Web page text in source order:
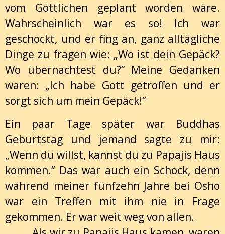
vom Göttlichen geplant worden wäre.
Wahrscheinlich war es so! Ich war
geschockt, und er fing an, ganz alltägliche
Dinge zu fragen wie: „Wo ist dein Gepäck?
Wo übernachtest du?“ Meine Gedanken
waren: „Ich habe Gott getroffen und er
sorgt sich um mein Gepäck!“
Ein paar Tage später war Buddhas
Geburtstag und jemand sagte zu mir:
„Wenn du willst, kannst du zu Papajis Haus
kommen.“ Das war auch ein Schock, denn
während meiner fünfzehn Jahre bei Osho
war ein Treffen mit ihm nie in Frage
gekommen. Er war weit weg von allen.